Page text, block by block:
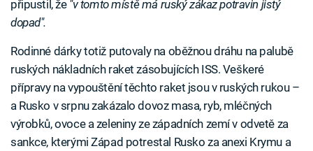
připustil, že "v tomto místě má ruský zákaz potravin jistý
dopad".
Rodinné dárky totiž putovaly na oběžnou dráhu na palubě
ruských nákladních raket zásobujících ISS. Veškeré
přípravy na vypouštění těchto raket jsou v ruských rukou –
a Rusko v srpnu zakázalo dovoz masa, ryb, mléčných
výrobků, ovoce a zeleniny ze západních zemí v odvetě za
sankce, kterými Západ potrestal Rusko za anexi Krymu a